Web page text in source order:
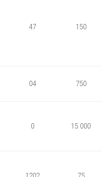
47 150
04 750
0 15 000